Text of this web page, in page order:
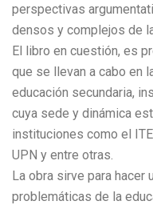
perspectivas
densos y complejos de
El libro en cuestión, es
que se llevan a cabo en
educación secundaria,
cuya sede y dinámica
instituciones como el
UPN y entre otras.
La obra sirve para hacer
problemáticas de la